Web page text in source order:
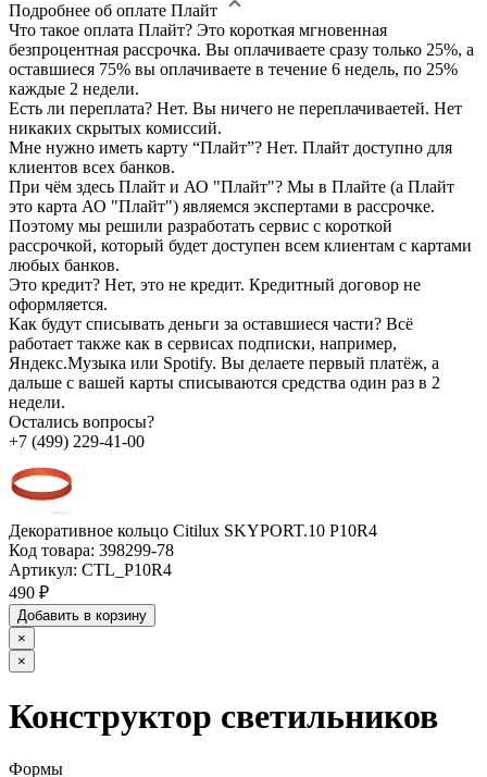
Подробнее об оплате Плайт
Что такое оплата Плайт? Это короткая мгновенная
безпроцентная рассрочка. Вы оплачиваете сразу только 25%, а
оставшиеся 75% вы оплачиваете в течение 6 недель, по 25%
каждые 2 недели.
Есть ли переплата? Нет. Вы ничего не переплачиваетей. Нет
никаких скрытых комиссий.
Мне нужно иметь карту “Плайт”? Нет. Плайт доступно для
клиентов всех банков.
При чём здесь Плайт и АО "Плайт"? Мы в Плайте (а Плайт
это карта АО "Плайт") являемся экспертами в рассрочке.
Поэтому мы решили разработать сервис с короткой
рассрочкой, который будет доступен всем клиентам с картами
любых банков.
Это кредит? Нет, это не кредит. Кредитный договор не
оформляется.
Как будут списывать деньги за оставшиеся части? Всё
работает также как в сервисах подписки, например,
Яндекс.Музыка или Spotify. Вы делаете первый платёж, а
дальше с вашей карты списываются средства один раз в 2
недели.
Остались вопросы?
+7 (499) 229-41-00
Декоративное кольцо Citilux SKYPORT.10 P10R4
Код товара: 398299-78
Артикул: CTL_P10R4
490 ₽
Добавить в корзину
×
×
Конструктор светильников
Формы